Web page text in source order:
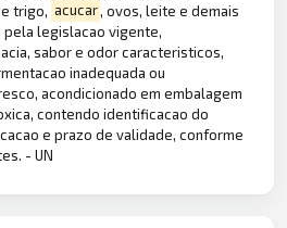
trigo, acucar, ovos, leite e demais
legislacao vigente,
sabor e odor caracteristicos,
inadequada ou
acondicionado em embalagem
contendo identificacao do
e prazo de validade, conforme
- UN